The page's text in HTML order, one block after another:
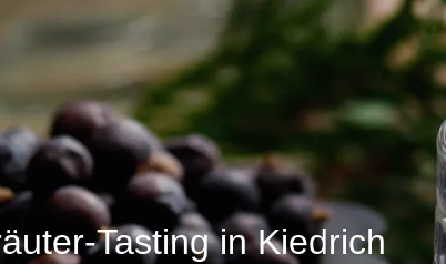
Tasting in Kiedrich